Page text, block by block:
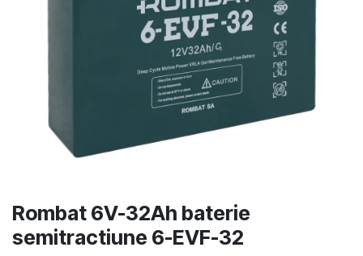
Rombat 6V-32Ah baterie
semitractiune 6-EVF-32